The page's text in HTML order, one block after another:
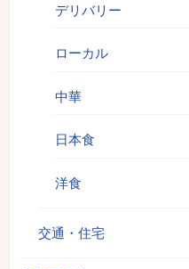
デリバリー
ローカル
中華
日本食
洋食
交通・住宅